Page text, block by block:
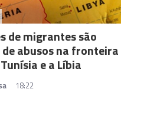
de migrantes são
abusos na fronteira
e a Líbia
18:22